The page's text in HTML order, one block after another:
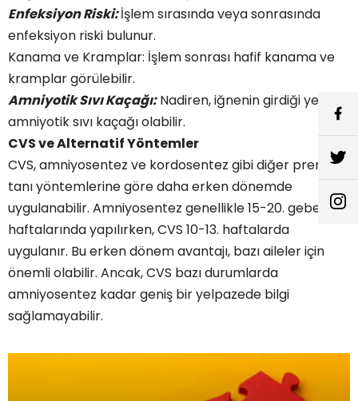
Enfeksiyon Riski:İşlem sırasında veya sonrasında
enfeksiyon riski bulunur.
Kanama ve Kramplar: İşlem sonrası hafif kanama ve
kramplar görülebilir.
Amniyotik Sıvı Kaçağı:Nadiren, iğnenin girdiği yerden
amniyotik sıvı kaçağı olabilir.
CVS ve Alternatif Yöntemler
CVS, amniyosentez ve kordosentez gibi diğer prenatal
tanı yöntemlerine göre daha erken dönemde
uygulanabilir. Amniyosentez genellikle 15-20. gebelik
haftalarında yapılırken, CVS 10-13. haftalarda
uygulanır. Bu erken dönem avantajı, bazı aileler için
önemli olabilir. Ancak, CVS bazı durumlarda
amniyosentez kadar geniş bir yelpazede bilgi
sağlamayabilir.